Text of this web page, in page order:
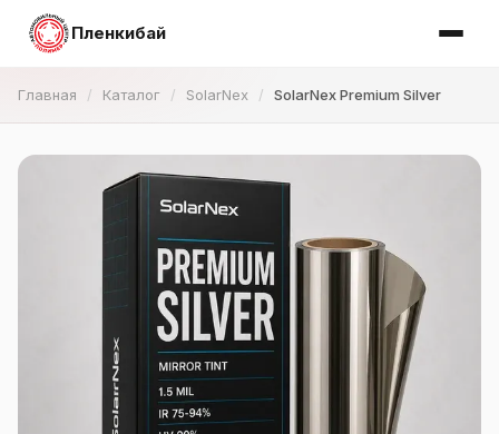
Пленкибай
Главная Каталог SolarNex SolarNex Premium Silver